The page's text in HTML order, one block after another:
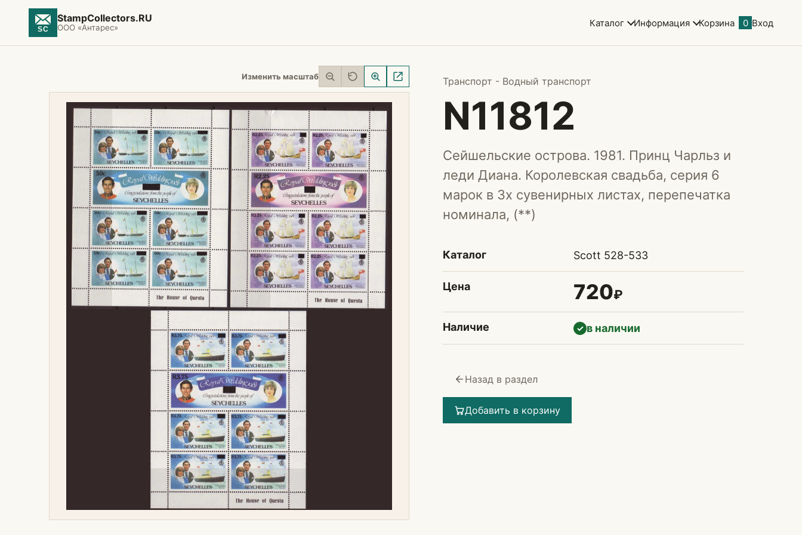
StampCollectors.RU
ООО «Антарес» Каталог Информация Корзина 0 Вход
Изменить масштаб Транспорт - Водный транспорт
N11812
Сейшельские острова. 1981. Принц Чарльз и
леди Диана. Королевская свадьба, серия 6
марок в 3х сувенирных листах, перепечатка
номинала, (**)
Каталог Scott 528-533
Цена 720₽
Наличие ✓ в наличии
Назад в раздел
Добавить в корзину